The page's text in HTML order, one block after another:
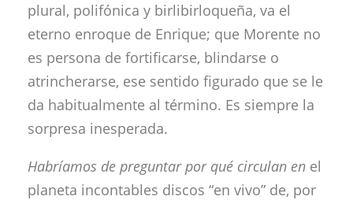
plural, polifónica y birlibirloqueña, va el
eterno enroque de Enrique; que Morente no
es persona de fortificarse, blindarse o
atrincherarse, ese sentido figurado que se le
da habitualmente al término. Es siempre la
sorpresa inesperada.
Habríamos de preguntar por qué circulan en el
planeta incontables discos “en vivo” de, por